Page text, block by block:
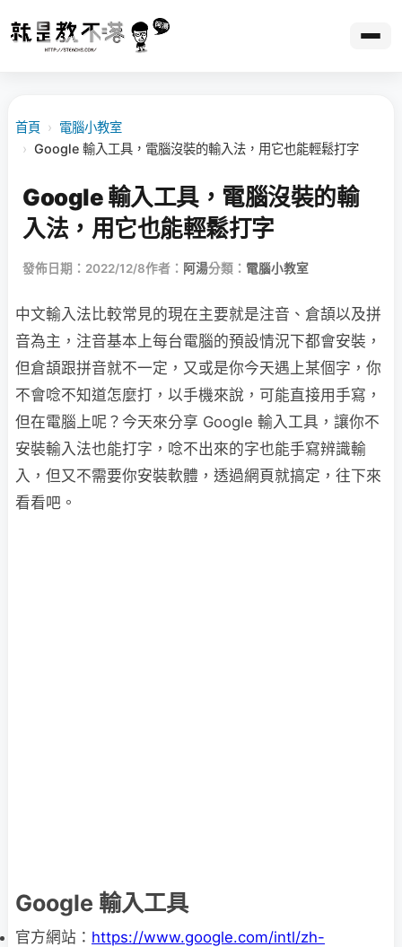
首頁 › 電腦小教室
› Google 輸入工具，電腦沒裝的輸入法，用它也能輕鬆打字
Google 輸入工具，電腦沒裝的輸
入法，用它也能輕鬆打字
發佈日期：2022/12/8作者： 阿湯分類： 電腦小教室
中文輸入法比較常見的現在主要就是注音、倉頡以及拼
音為主，注音基本上每台電腦的預設情況下都會安裝，
但倉頡跟拼音就不一定，又或是你今天遇上某個字，你
不會唸不知道怎麼打，以手機來說，可能直接用手寫，
但在電腦上呢？今天來分享 Google 輸入工具，讓你不
安裝輸入法也能打字，唸不出來的字也能手寫辨識輸
入，但又不需要你安裝軟體，透過網頁就搞定，往下來
看看吧。
Google 輸入工具
官方網站： https://www.google.com/intl/zh-